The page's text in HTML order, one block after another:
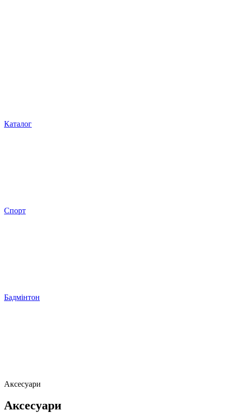
Каталог
Спорт
Бадмінтон
Аксесуари
Аксесуари